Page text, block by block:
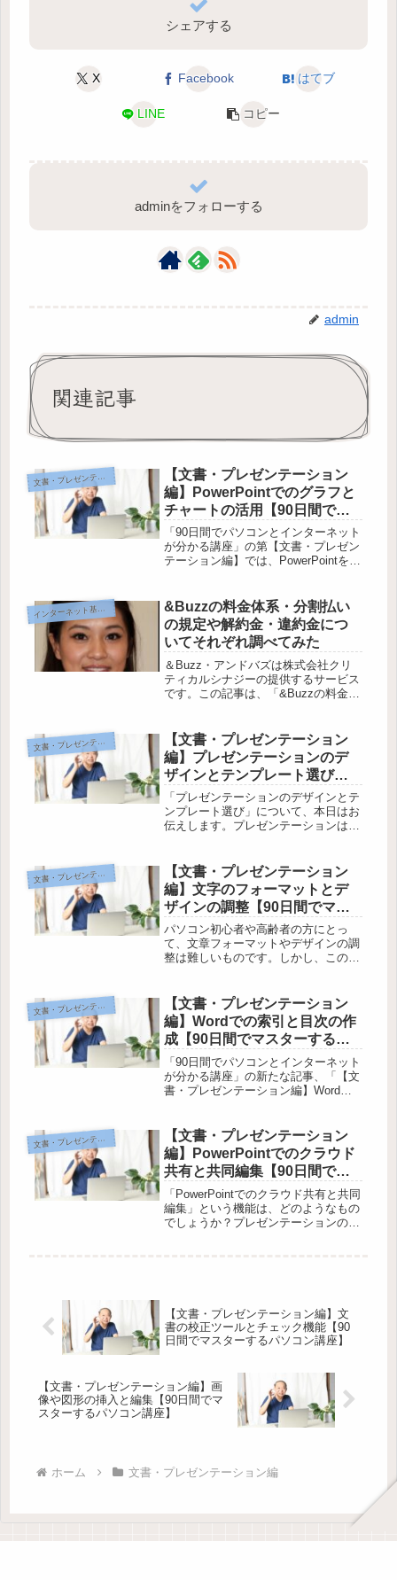
シェアする
X Facebook はてブ
LINE コピー
adminをフォローする
admin
関連記事
文書・プレゼンテーション編
【文書・プレゼンテーション
編】PowerPointでのグラフと
チャートの活用【90日間でマ
スターするパソコン講座】
「90日間でパソコンとインターネット
が分かる講座」の第【文書・プレゼン
テーション編】では、PowerPointを使
と利点から始め、基本的な作成方法や
種類別の作り方・使い方、...
イ
ンターネット基礎編
&Buzzの料金体系・分割払い
の規定や解約金・違約金につ
いてそれぞれ調べてみた
＆Buzz・アンドバズは株式会社クリ
ティカルシナジーの提供するサービス
です。この記事は、「&Buzzの料金体
りは？」と「&Buzzの料金プランや分
割払い制度を調査してみた！...
文書・プレゼンテーション編
【文書・プレゼンテーション
編】プレゼンテーションのデ
ザインとテンプレート選び
【90日間でマスターするパソ
コン講座】
「プレゼンテーションのデザインとテ
ンプレート選び」について、本日はお
伝えします。プレゼンテーションは、
び方によって効果が大きく変わりま
す。この記事では、基本的な構成や意
義を...
文書・プレゼンテーション編
【文書・プレゼンテーション
編】文字のフォーマットとデ
ザインの調整【90日間でマス
ターするパソコン講座】
パソコン初心者や高齢者の方にとっ
て、文章フォーマットやデザインの調
整は難しいものです。しかし、この記
マットの基本からデザインのポイント
まで、分かりやすく解説しています。
パ...
文書・プレゼンテーション編
【文書・プレゼンテーション
編】Wordでの索引と目次の作
成【90日間でマスターするパ
ソコン講座】
「90日間でパソコンとインターネット
が分かる講座」の新たな記事、「【文
書・プレゼンテーション編】Wordで
分かりやすいよう、柔らかい文章でお
伝えします。Wordを使った索引と...
文書・プレゼンテーション編
【文書・プレゼンテーション
編】PowerPointでのクラウド
共有と共同編集【90日間でマ
スターするパソコン講座】
「PowerPointでのクラウド共有と共同
編集」という機能は、どのようなもの
でしょうか？プレゼンテーションの作
【文書・プレゼンテーション編】文
書の校正ツールとチェック機能【90
日間でマスターするパソコン講座】
【文書・プレゼンテーション編】画
像や図形の挿入と編集【90日間でマ
スターするパソコン講座】
ホーム 文書・プレゼンテーション編